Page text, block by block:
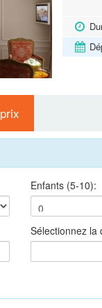
Enfants (5-10):
Sélectionnez la